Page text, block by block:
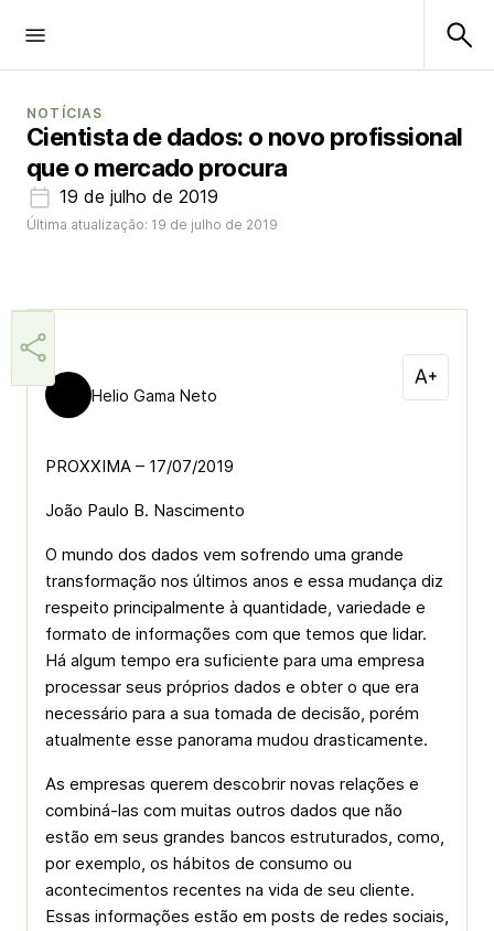
NOTÍCIAS
Cientista de dados: o novo profissional
que o mercado procura
19 de julho de 2019
Última atualização: 19 de julho de 2019
Helio Gama Neto
PROXXIMA – 17/07/2019
João Paulo B. Nascimento
O mundo dos dados vem sofrendo uma grande
transformação nos últimos anos e essa mudança diz
respeito principalmente à quantidade, variedade e
formato de informações com que temos que lidar.
Há algum tempo era suficiente para uma empresa
processar seus próprios dados e obter o que era
necessário para a sua tomada de decisão, porém
atualmente esse panorama mudou drasticamente.
As empresas querem descobrir novas relações e
combiná-las com muitas outros dados que não
estão em seus grandes bancos estruturados, como,
por exemplo, os hábitos de consumo ou
acontecimentos recentes na vida de seu cliente.
Essas informações estão em posts de redes sociais,